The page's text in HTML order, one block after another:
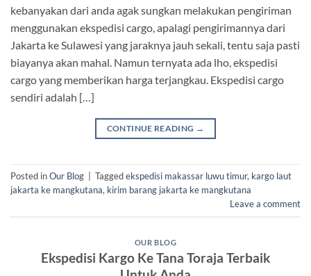
kebanyakan dari anda agak sungkan melakukan pengiriman
menggunakan ekspedisi cargo, apalagi pengirimannya dari
Jakarta ke Sulawesi yang jaraknya jauh sekali, tentu saja pasti
biayanya akan mahal. Namun ternyata ada lho, ekspedisi
cargo yang memberikan harga terjangkau. Ekspedisi cargo
sendiri adalah […]
CONTINUE READING →
Posted inOur Blog Taggedekspedisi makassar luwu timur, kargo laut
jakarta ke mangkutana, kirim barang jakarta ke mangkutana
Leave a comment
OUR BLOG
Ekspedisi Kargo Ke Tana Toraja Terbaik